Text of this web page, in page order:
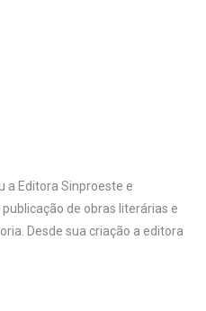
a Editora Sinproeste e
de obras literárias e
Desde sua criação a editora